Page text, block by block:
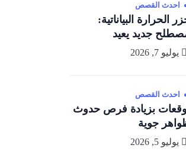
احدث القصص
الحرارة البياناتية:
جديد يعيد
يوليو 7, 2026
احدث القصص
بزيادة فرص حدوث
جوية
يوليو 5, 2026